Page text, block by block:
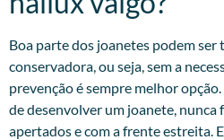
Boa parte dos joanetes podem ser
conservadora, ou seja, sem a
prevenção é sempre melhor
de desenvolver um joanete, nunca
apertados e com a frente estreita.